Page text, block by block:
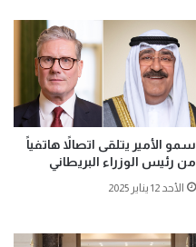
سمو الأمير يتلقى اتصالاً هاتفياً
من رئيس الوزراء البريطاني
الأحد 12 يناير 2025